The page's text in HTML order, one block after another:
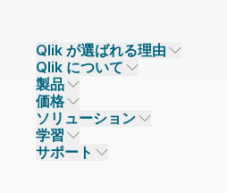
Qlik が選ばれる理由
Qlik が選ばれる理由
信頼とセキュリティ
信頼とプライバシー
信頼と AI
主なテクノロジーパートナー
データソースとターゲット
Qlik について
企業情報
採用情報
ニュースルーム
事業所 / 連絡先
製品
データ統合とデータ品質
Qlik Talend
Qlik Talend Cloud
Talend Data Fabric
価格
データ統合
データ分析
AI / 機械学習
ソリューション
ソリューションパートナー
パートナー検索
学習
イベント
サポート